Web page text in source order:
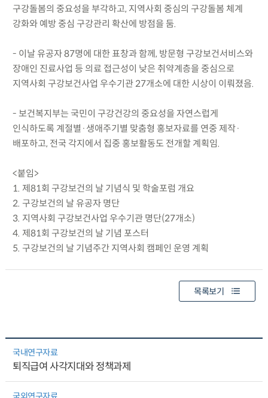
구강돌봄의 중요성을 부각하고, 지역사회 중심의 구강돌봄 체계
강화와 예방 중심 구강관리 확산에 방점을 둠.
- 이날 유공자 87명에 대한 표창과 함께, 방문형 구강보건서비스와
장애인 진료사업 등 의료 접근성이 낮은 취약계층을 중심으로
지역사회 구강보건사업 우수기관 27개소에 대한 시상이 이뤄졌음.
- 보건복지부는 국민이 구강건강의 중요성을 자연스럽게
인식하도록 계절별·생애주기별 맞춤형 홍보자료를 연중 제작·
배포하고, 전국 각지에서 집중 홍보활동도 전개할 계획임.
<붙임>
1. 제81회 구강보건의 날 기념식 및 학술포럼 개요
2. 구강보건의 날 유공자 명단
3. 지역사회 구강보건사업 우수기관 명단(27개소)
4. 제81회 구강보건의 날 기념 포스터
5. 구강보건의 날 기념주간 지역사회 캠페인 운영 계획
목록보기
국내연구자료
퇴직급여 사각지대와 정책과제